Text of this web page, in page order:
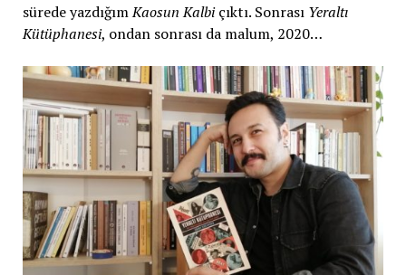
sürede yazdığımKaosun Kalbiçıktı. Sonrası Yeraltı
Kütüphanesi, ondan sonrası da malum, 2020…